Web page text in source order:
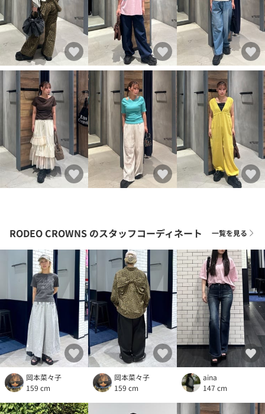
RODEO CROWNS のスタッフコーディネート 一覧を見る
岡本菜々子
159 cm
岡本菜々子
159 cm
aina
147 cm